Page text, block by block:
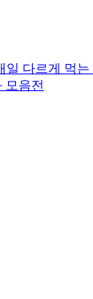
일 다르게 먹
모음전